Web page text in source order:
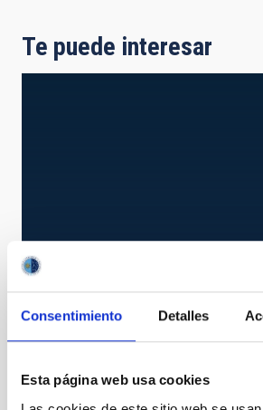
Consentimiento Detalles
Esta página web usa cookies
Te puede interesar